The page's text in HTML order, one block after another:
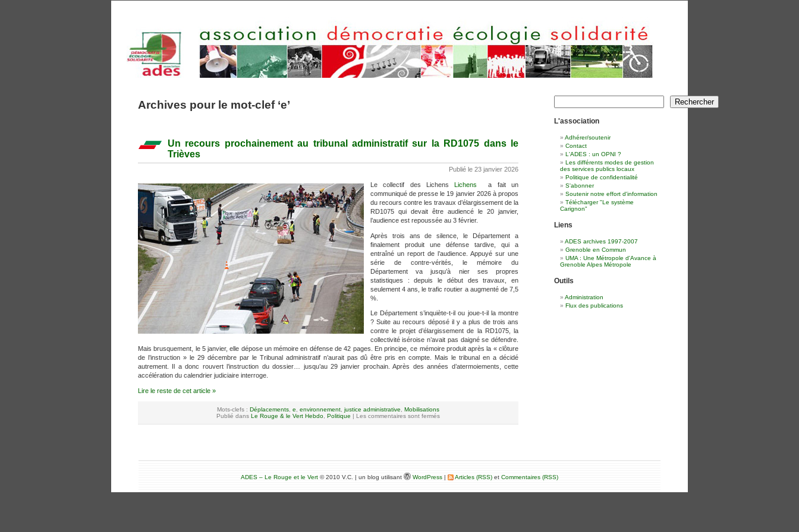
Archives pour le mot-clef ‘e’
Un recours prochainement au tribunal administratif sur la RD1075 dans le
Trièves
Publié le 23 janvier 2026
Le collectif des LichensLichens
a fait un
communiqué de presse le 19 janvier 2026 à propos
du recours contre les travaux d’élargissement de la
RD1075 qui devait être audiencé le 20 janvier,
l’audience est repoussée au 3 février.
Après trois ans de silence, le Département a
finalement produit une défense tardive, qui a
entraîné un report de l’audience. Appuyé sur une
série de contre-vérités, le mémoire du
Département va jusqu’à nier ses propres
statistiques : depuis le début des travaux, en
seulement 4 ans, le trafic routier a augmenté de 7,5
%.
Le Département s’inquiète-t-il ou joue-t-il la montre
? Suite au recours déposé il y a plus de trois ans
contre le projet d’élargissement de la RD1075, la
collectivité iséroise n’avait pas daigné se défendre.
Mais brusquement, le 5 janvier, elle dépose un mémoire en défense de 42 pages. En principe, ce mémoire produit après la « clôture
de l’instruction » le 29 décembre par le Tribunal administratif n’aurait pas dû être pris en compte. Mais le tribunal en a décidé
autrement. Il a donc rouvert l’instruction du dossier… jusqu’au 29 janvier prochain. Après des années d’atermoiements, cette
accélération du calendrier judiciaire interroge.
Lire le reste de cet article »
Mots-clefs : Déplacements, e, environnement, justice administrative, Mobilisations
Publié dans Le Rouge & le Vert Hebdo, Politique Les commentaires sont fermés
Rechercher Rechercher
L'association
Adhérer/soutenir
Contact
L'ADES : un OPNI ?
Les différents modes de gestion
des services publics locaux
Politique de confidentialité
S'abonner
Soutenir notre effort d'information
Télécharger "Le système
Carignon"
Liens
ADES archives 1997-2007
Grenoble en Commun
UMA : Une Métropole d'Avance à
Grenoble Alpes Métropole
Outils
Administration
Flux des publications
ADES – Le Rouge et le Vert © 2010 V.C. | un blog utilisant WordPress Articles (RSS) et Commentaires (RSS)